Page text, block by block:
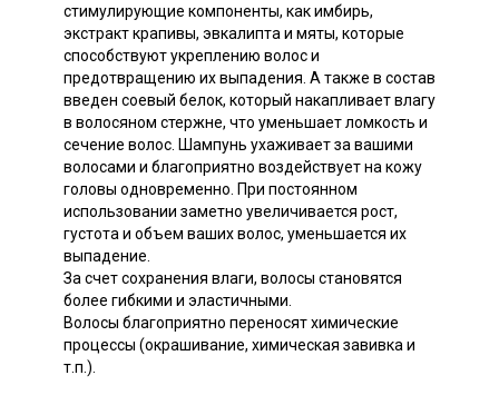
стимулирующие компоненты, как имбирь,
экстракт крапивы, эвкалипта и мяты, которые
способствуют укреплению волос и
предотвращению их выпадения. А также в состав
введен соевый белок, который накапливает влагу
в волосяном стержне, что уменьшает ломкость и
сечение волос. Шампунь ухаживает за вашими
волосами и благоприятно воздействует на кожу
головы одновременно. При постоянном
использовании заметно увеличивается рост,
густота и объем ваших волос, уменьшается их
выпадение.
За счет сохранения влаги, волосы становятся
более гибкими и эластичными.
Волосы благоприятно переносят химические
процессы (окрашивание, химическая завивка и
т.п.).